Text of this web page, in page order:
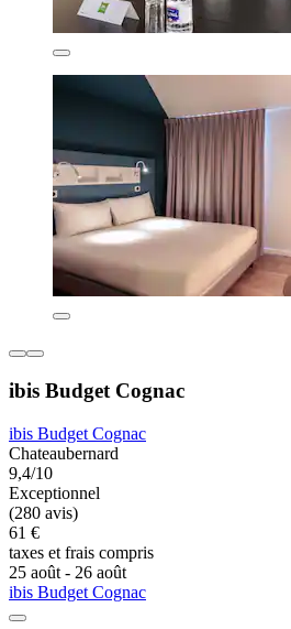
ibis Budget Cognac
ibis Budget Cognac
Chateaubernard
9,4/10
Exceptionnel
(280 avis)
61 €
taxes et frais compris
25 août - 26 août
ibis Budget Cognac